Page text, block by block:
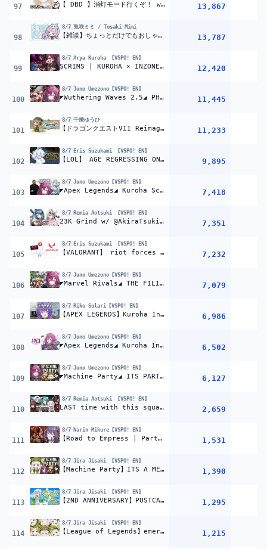
97 【 DBD 】消灯モード行くぞ！ w/顔芸さん【 ぶいすぽ / 小雀とと 】 13,867
98
8/7 兎咲ミミ / Tosaki Mimi
【雑談】ちょっとだけでもおしゃべり【ぶいすぽ/兎咲ミミ】 13,787
99
8/7 Arya Kuroha 【VSPO! EN】
SCRIMS | KUROHA × INZONE INVITATIONAL vr. Apex Legends【#KurohaInvitational2026 #VSPOEN #AryaKuroha】 12,420
100
8/7 Juno Umezono【VSPO! EN】
◤Wuthering Waves 2.5◢ PHROLOVA ARC FIRST LOOK ! | #JunoUmezono #VSPOEN 11,445
101
8/7 千燈ゆうひ
【ドラゴンクエストVII Reimagined】まだ1割も終わってないってマジ？ #4【 ぶいすぽっ！ / 千燈ゆうひ 】 11,233
102
8/7 Eris Suzukami 【VSPO! EN】
【LOL】 AGE REGRESSING ON LEAGUE OF LEGENDS 【#VSPOEN #ErisSuzukami 】 9,895
103
8/7 Juno Umezono【VSPO! EN】
◤Apex Legends◢ Kuroha Scrims Day 1 Team 9 | #JunoUmezono #VSPOEN 7,418
104
8/7 Remia Aotsuki 【VSPO! EN】
23K Grind w/ @AkiraTsukiyono | Premier | Counter-Strike 2 【#VSPOEN #RemiaAotsuki】 7,351
105
8/7 Eris Suzukami 【VSPO! EN】
【VALORANT】 riot forces poor vtuber to play 10000 valorant games 【#VSPOEN #ErisSuzukami 】 7,232
106
8/7 Juno Umezono【VSPO! EN】
◤Marvel Rivals◢ THE FILIPINO AVENGERS? | #JunoUmezono #VSPOEN 7,079
107
8/7 Riko Solari【VSPO! EN】
【APEX LEGENDS】Kuroha Invitational Scrims Day1!! スクリム1日目 w/ Peaceさん & Kineさん！！【#VSPOEN #RikoSolari】 6,986
108
8/7 Juno Umezono【VSPO! EN】
◤Apex Legends◢ Kuroha Invitational training ! | #JunoUmezono #VSPOEN 6,502
109
8/7 Juno Umezono【VSPO! EN】
◤Machine Party◢ ITS PARTY TIME | #JunoUmezono #VSPOEN 6,127
110
8/7 Remia Aotsuki 【VSPO! EN】
LAST time with this squad *sob* | Premier | Counter-Strike 2 【#VSPOEN #RemiaAotsuki】 2,659
111
8/7 Narin Mikure【VSPO! EN】
【Road to Empress | Part 2】 soup!! 【#VSPOEN #NarinMikure】 1,531
112
8/7 Jira Jisaki 【VSPO! EN】
【Machine Party】ITS A ME, A MARIO!!!! wait wrong party【#VSPOEN #JiraJisaki】 1,390
113
8/7 Jira Jisaki 【VSPO! EN】
【2ND ANNIVERSARY】POSTCARD SIGNING WAHOOOO【#VSPOEN #JiraJisaki】 1,295
114
8/7 Jira Jisaki 【VSPO! EN】
【League of Legends】emerald 1 22 lp start【#VSPOEN #JiraJisaki】 1,215